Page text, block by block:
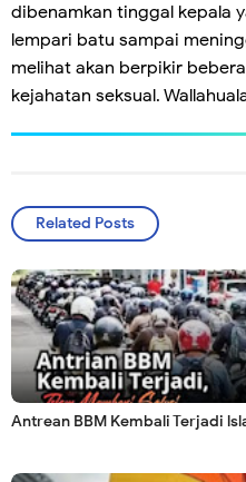
dibenamkan tinggal kepala
lempari batu sampai
melihat akan berpikir
kejahatan seksual.
Related Posts
Antrean BBM Kembali Terjadi